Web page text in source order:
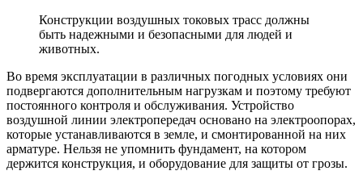
Конструкции воздушных токовых трасс должны
быть надежными и безопасными для людей и
животных.
Во время эксплуатации в различных погодных условиях они
подвергаются дополнительным нагрузкам и поэтому требуют
постоянного контроля и обслуживания. Устройство
воздушной линии электропередач основано на электроопорах,
которые устанавливаются в земле, и смонтированной на них
арматуре. Нельзя не упомнить фундамент, на котором
держится конструкция, и оборудование для защиты от грозы.